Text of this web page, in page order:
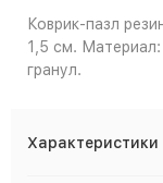
Коврик-пазл
1,5 см. Материал:
гранул.
Характеристики